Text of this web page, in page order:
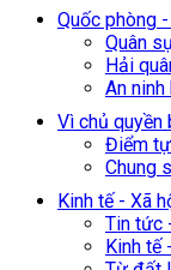
Quốc phòng
Quân
Hải
An
Vì chủ quyền
Điểm
Chung
Kinh tế - Xã
Tin tức
Kinh tế